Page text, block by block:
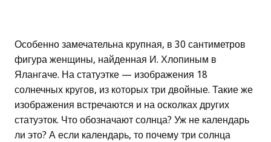
Особенно замечательна крупная, в 30 сантиметров
фигура женщины, найденная И. Хлопиным в
Ялангаче. На статуэтке — изображения 18
солнечных кругов, из которых три двойные. Такие же
изображения встречаются и на осколках других
статуэток. Что обозначают солнца? Уж не календарь
ли это? А если календарь, то почему три солнца